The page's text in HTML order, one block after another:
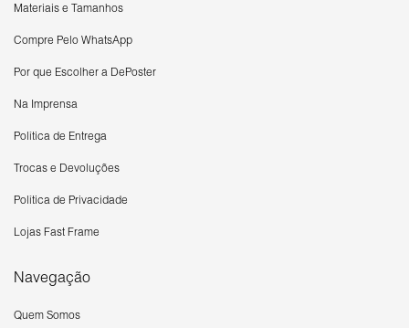
Materiais e Tamanhos
Compre Pelo WhatsApp
Por que Escolher a DePoster
Na Imprensa
Política de Entrega
Trocas e Devoluções
Política de Privacidade
Lojas Fast Frame
Navegação
Quem Somos